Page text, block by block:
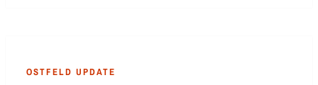
OSTFELD UPDATE